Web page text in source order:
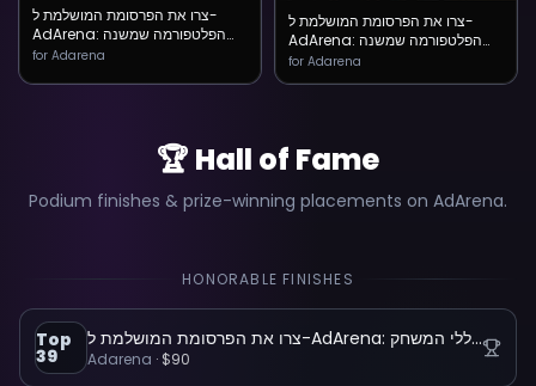
צרו את הפרסומת המושלמת ל-
AdArena: הפלטפורמה שמשנה
את כללי המשחק
for Adarena
צרו את הפרסומת המושלמת ל-
AdArena: הפלטפורמה שמשנה
את כללי המשחק
for Adarena
🏆 Hall of Fame
Podium finishes & prize-winning placements on AdArena.
HONORABLE FINISHES
Top
39
צרו את הפרסומת המושלמת ל-AdArena: הפלטפורמה שמשנה את כללי המשחק
Adarena · $90